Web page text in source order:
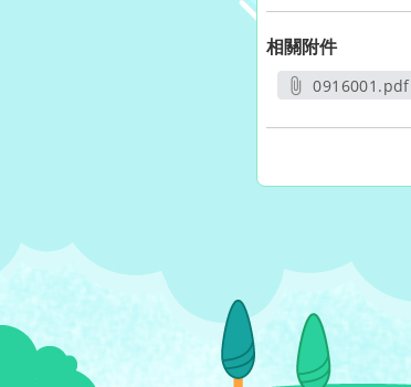
相關附件
0916001.pdf